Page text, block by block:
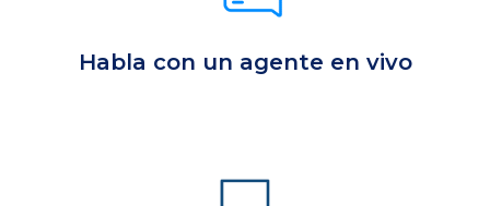
Habla con un agente en vivo